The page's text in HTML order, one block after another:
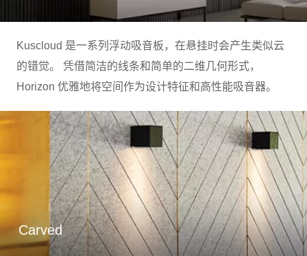
Kuscloud 是一系列浮动吸音板，在悬挂时会产生类似云
的错觉。 凭借简洁的线条和简单的二维几何形式，
Horizon 优雅地将空间作为设计特征和高性能吸音器。
Carved